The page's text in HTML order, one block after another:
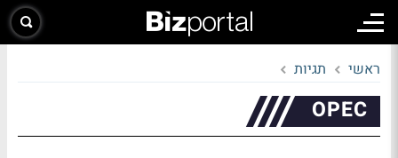
ראשי תגיות
OPEC